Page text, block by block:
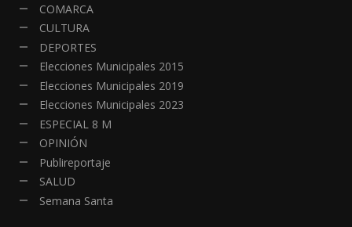
COMARCA
CULTURA
DEPORTES
Elecciones Municipales 2015
Elecciones Municipales 2019
Elecciones Municipales 2023
ESPECIAL 8 M
OPINIÓN
Publireportaje
SALUD
Semana Santa